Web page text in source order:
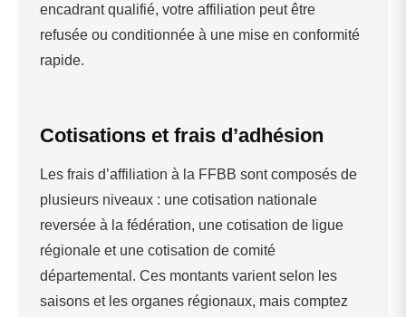
encadrant qualifié, votre affiliation peut être
refusée ou conditionnée à une mise en conformité
rapide.
Cotisations et frais d’adhésion
Les frais d’affiliation à la FFBB sont composés de
plusieurs niveaux : une cotisation nationale
reversée à la fédération, une cotisation de ligue
régionale et une cotisation de comité
départemental. Ces montants varient selon les
saisons et les organes régionaux, mais comptez